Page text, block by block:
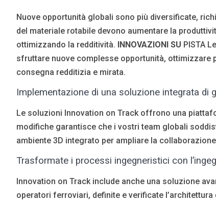
Nuove opportunità globali sono più diversificate,
del materiale rotabile devono aumentare la
ottimizzando la redditività. INNOVAZIONI SU PISTA
sfruttare nuove complesse opportunità, ottimizzare
consegna redditizia e mirata.
Implementazione di una soluzione integrata di
Le soluzioni Innovation on Track offrono una
modifiche garantisce che i vostri team globali
ambiente 3D integrato per ampliare la
Trasformate i processi ingegneristici con
Innovation on Track include anche una soluzione
operatori ferroviari, definite e verificate